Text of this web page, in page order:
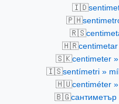
🇮🇩
🇵🇭
🇷🇸
🇭🇷
🇸🇰centimeter
🇮🇸sentímetri »
🇭🇺centiméter
🇧🇬